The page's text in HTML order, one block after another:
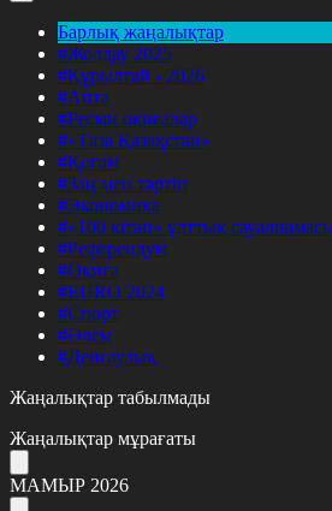
Барлық жаңалықтар
#Жолдау 2025
#Құрылтай - 2026
#Апта
#Ресми оқиғалар
#«Таза Қазақстан»
#Қоғам
#Заң мен тәртіп
#Экономика
#«100 кітап» ұлттық
#Референдум
#Оқиға
#EURO 2024
#Спорт
#Әлем
#Денсаулық
Жаңалықтар табылмады
Жаңалықтар мұрағаты
МАМЫР 2026